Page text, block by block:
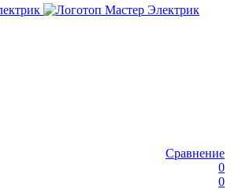
Сравнение
0
0